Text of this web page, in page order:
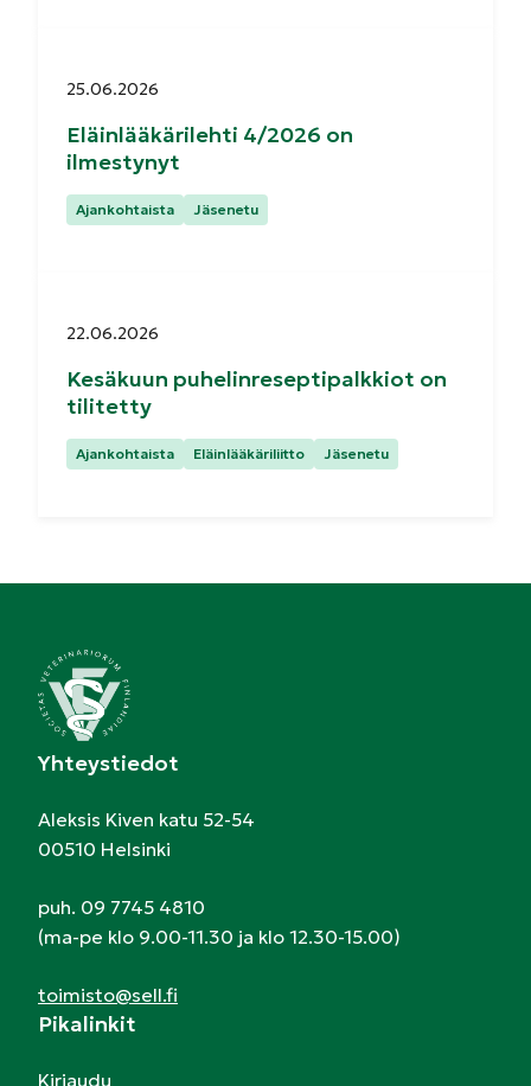
Julkaistu:
25.06.2026
Eläinlääkärilehti 4/2026 on
ilmestynyt
Kategoriat:
Ajankohtaista Jäsenetu
Julkaistu:
22.06.2026
Kesäkuun puhelinreseptipalkkiot on
tilitetty
Kategoriat:
Ajankohtaista Eläinlääkäriliitto Jäsenetu
Yhteystiedot
Aleksis Kiven katu 52-54
00510 Helsinki
puh. 09 7745 4810
(ma-pe klo 9.00-11.30 ja klo 12.30-15.00)
toimisto@sell.fi
Pikalinkit
Kirjaudu